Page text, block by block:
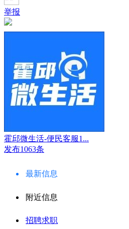
举报
霍邱微生活-便民客服1...
发布1063条
最新信息
附近信息
招聘求职